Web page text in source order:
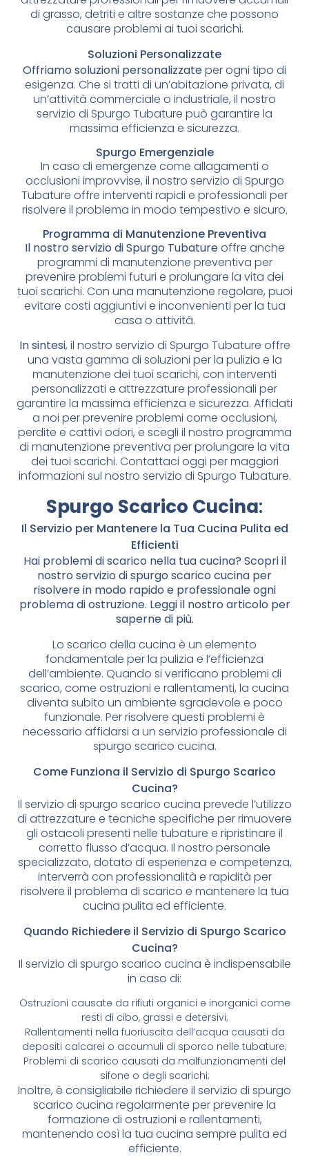
di grasso, detriti e altre sostanze che possono
causare problemi ai tuoi scarichi.
Soluzioni Personalizzate
Offriamo soluzioni personalizzateper ogni tipo di
esigenza. Che si tratti di un’abitazione privata, di
un’attività commerciale o industriale, il nostro
servizio di Spurgo Tubature può garantire la
massima efficienza e sicurezza.
Spurgo Emergenziale
In caso di emergenze come allagamenti o
occlusioni improvvise, il nostro servizio di Spurgo
Tubature offre interventi rapidi e professionali per
risolvere il problema in modo tempestivo e sicuro.
Programma di Manutenzione Preventiva
Il nostro servizio di Spurgo Tubatureoffre anche
programmi di manutenzione preventiva per
prevenire problemi futuri e prolungare la vita dei
tuoi scarichi. Con una manutenzione regolare, puoi
evitare costi aggiuntivi e inconvenienti per la tua
casa o attività.
In sintesi, il nostro servizio di Spurgo Tubature offre
una vasta gamma di soluzioni per la pulizia e la
manutenzione dei tuoi scarichi, con interventi
personalizzati e attrezzature professionali per
garantire la massima efficienza e sicurezza. Affidati
a noi per prevenire problemi come occlusioni,
perdite e cattivi odori, e scegli il nostro programma
di manutenzione preventiva per prolungare la vita
dei tuoi scarichi. Contattaci oggi per maggiori
informazioni sul nostro servizio di Spurgo Tubature.
Spurgo Scarico Cucina:
Il Servizio per Mantenere la Tua Cucina Pulita ed
Efficienti
Hai problemi di scarico nella tua cucina? Scopri il
nostro servizio di spurgo scarico cucina per
risolvere in modo rapido e professionale ogni
problema di ostruzione. Leggi il nostro articolo per
saperne di più.
Lo scarico della cucina è un elemento
fondamentale per la pulizia e l’efficienza
dell’ambiente. Quando si verificano problemi di
scarico, come ostruzioni e rallentamenti, la cucina
diventa subito un ambiente sgradevole e poco
funzionale. Per risolvere questi problemi è
necessario affidarsi a un servizio professionale di
spurgo scarico cucina.
Come Funziona il Servizio di Spurgo Scarico
Cucina?
Il servizio di spurgo scarico cucina prevede l’utilizzo
di attrezzature e tecniche specifiche per rimuovere
gli ostacoli presenti nelle tubature e ripristinare il
corretto flusso d’acqua. Il nostro personale
specializzato, dotato di esperienza e competenza,
interverrà con professionalità e rapidità per
risolvere il problema di scarico e mantenere la tua
cucina pulita ed efficiente.
Quando Richiedere il Servizio di Spurgo Scarico
Cucina?
Il servizio di spurgo scarico cucina è indispensabile
in caso di:
Ostruzioni causate da rifiuti organici e inorganici come
resti di cibo, grassi e detersivi;
Rallentamenti nella fuoriuscita dell’acqua causati da
depositi calcarei o accumuli di sporco nelle tubature;
Problemi di scarico causati da malfunzionamenti del
sifone o degli scarichi;
Inoltre, è consigliabile richiedere il servizio di spurgo
scarico cucina regolarmente per prevenire la
formazione di ostruzioni e rallentamenti,
mantenendo così la tua cucina sempre pulita ed
efficiente.